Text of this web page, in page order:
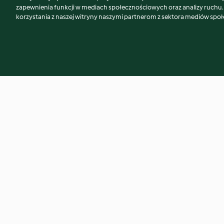
Może spodoba Ci się również...
zapewnienia funkcji w mediach społecznościowych oraz analizy
korzystania z naszej witryny naszymi partnerom z sektora mediów